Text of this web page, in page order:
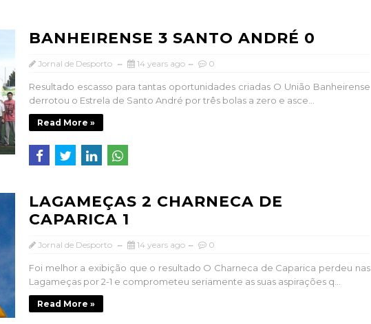
BANHEIRENSE 3 SANTO ANDRÉ 0
Jornal de Desporto 14 years ago 0
Resultado escasso para tantas oportunidades criadas O União Banheirense
derrotou o Estrela de Santo André por três bolas a zero e asce...
Read More »
LAGAMEÇAS 2 CHARNECA DE
CAPARICA 1
Jornal de Desporto 14 years ago 0
Foi melhor a exibição que o resultado O Charneca de Caparica perdeu nas
Lagameças por 2-1 e comprometeu seriamente as suas aspirações q...
Read More »